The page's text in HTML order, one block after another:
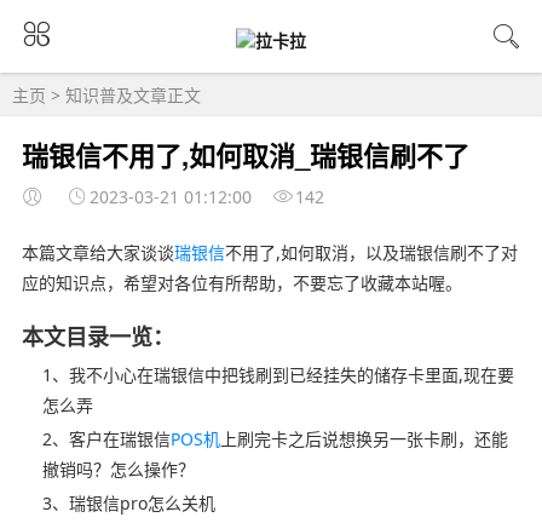
主页 > 知识普及文章正文
瑞银信不用了,如何取消_瑞银信刷不了
2023-03-21 01:12:00 142
本篇文章给大家谈谈瑞银信不用了,如何取消，以及瑞银信刷不了对
应的知识点，希望对各位有所帮助，不要忘了收藏本站喔。
本文目录一览：
1、我不小心在瑞银信中把钱刷到已经挂失的储存卡里面,现在要
怎么弄
2、客户在瑞银信POS机上刷完卡之后说想换另一张卡刷，还能
撤销吗？怎么操作？
3、瑞银信pro怎么关机